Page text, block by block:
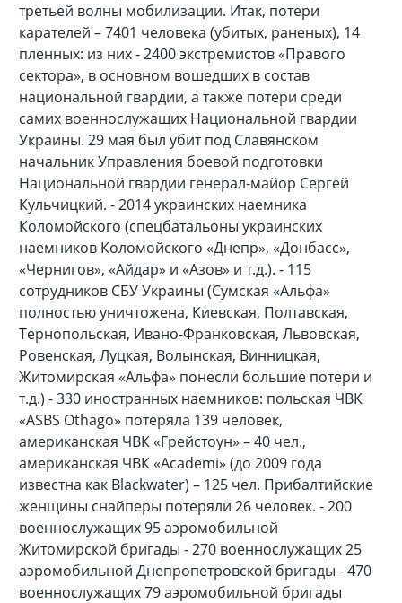
третьей волны мобилизации. Итак, потери
карателей – 7401 человека (убитых, раненых), 14
пленных: из них - 2400 экстремистов «Правого
сектора», в основном вошедших в состав
национальной гвардии, а также потери среди
самих военнослужащих Национальной гвардии
Украины. 29 мая был убит под Славянском
начальник Управления боевой подготовки
Национальной гвардии генерал-майор Сергей
Кульчицкий. - 2014 украинских наемника
Коломойского (спецбатальоны украинских
наемников Коломойского «Днепр», «Донбасс»,
«Чернигов», «Айдар» и «Азов» и т.д.). - 115
сотрудников СБУ Украины (Сумская «Альфа»
полностью уничтожена, Киевская, Полтавская,
Тернопольская, Ивано-Франковская, Львовская,
Ровенская, Луцкая, Волынская, Винницкая,
Житомирская «Альфа» понесли большие потери и
т.д.) - 330 иностранных наемников: польская ЧВК
«ASBS Othago» потеряла 139 человек,
американская ЧВК «Грейстоун» – 40 чел.,
американская ЧВК «Асаdemi» (до 2009 года
известна как Blackwater) – 125 чел. Прибалтийские
женщины снайперы потеряли 26 человек. - 200
военнослужащих 95 аэромобильной
Житомирской бригады - 270 военнослужащих 25
аэромобильной Днепропетровской бригады - 470
военнослужащих 79 аэромобильной бригады